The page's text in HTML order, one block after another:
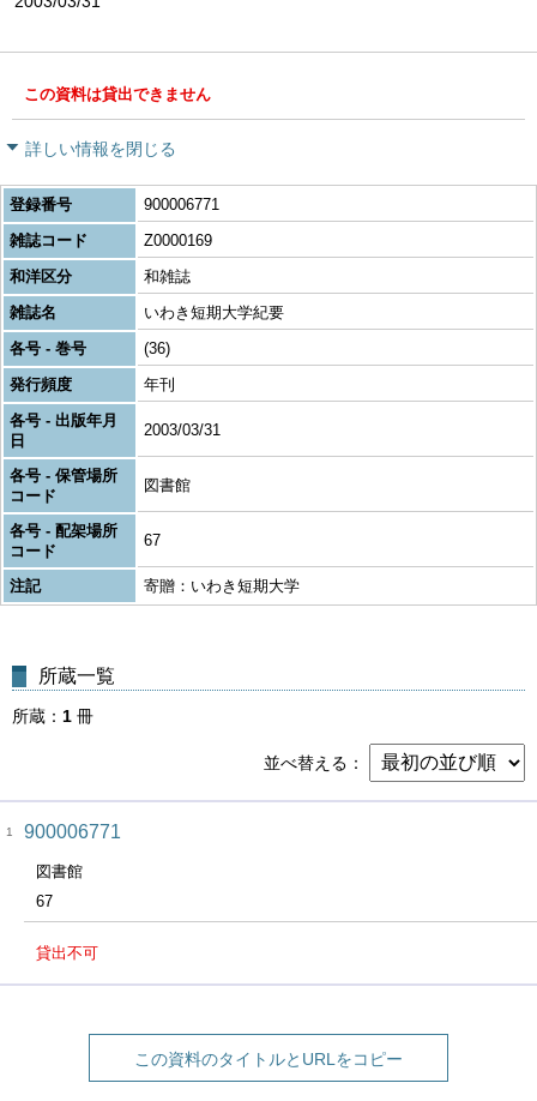
この資料は貸出できません
詳しい情報を閉じる
登録番号
900006771
雑誌コード
Z0000169
和洋区分
和雑誌
雑誌名
いわき短期大学紀要
各号 - 巻号
(36)
発行頻度
年刊
各号 - 出版年月
日
2003/03/31
各号 - 保管場所
コード
図書館
各号 - 配架場所
コード
67
注記 寄贈：いわき短期大学
所蔵一覧
所蔵 1 冊
並べ替える
1 900006771
図書館
67
貸出不可
この資料のタイトルとURLをコピー